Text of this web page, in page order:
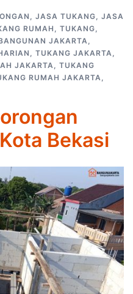
, JASA TUKANG, JASA
RUMAH, TUKANG,
JAKARTA,
, TUKANG JAKARTA,
JAKARTA, TUKANG
RUMAH JAKARTA,
Bekasi